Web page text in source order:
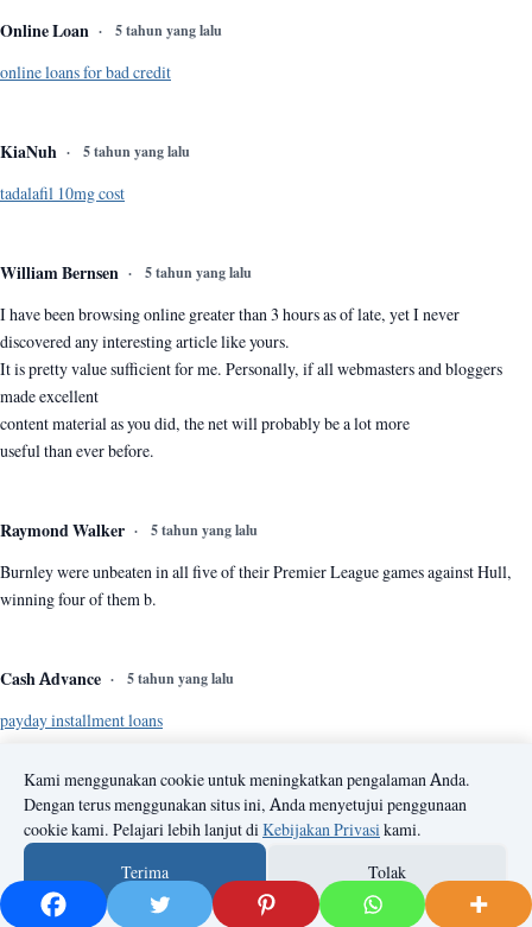
Online Loan 5 tahun yang lalu
online loans for bad credit
KiaNuh 5 tahun yang lalu
tadalafil 10mg cost
William Bernsen 5 tahun yang lalu
I have been browsing online greater than 3 hours as of late, yet I never
discovered any interesting article like yours.
It is pretty value sufficient for me. Personally, if all webmasters and bloggers
made excellent
content material as you did, the net will probably be a lot more
useful than ever before.
Raymond Walker 5 tahun yang lalu
Burnley were unbeaten in all five of their Premier League games against Hull,
winning four of them b.
Cash Advance 5 tahun yang lalu
payday installment loans
Jennifer Mexia 5 tahun yang lalu
erythromycin 250mg capsuleserythromycin tablets costerythromycin ointment
Kami menggunakan cookie untuk meningkatkan pengalaman Anda.
Dengan terus menggunakan situs ini, Anda menyetujui penggunaan
cookie kami. Pelajari lebih lanjut diKebijakan Privasikami.
Terima
Tolak